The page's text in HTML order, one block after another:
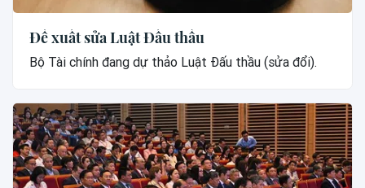
Đề xuất sửa Luật Đấu thầu
Bộ Tài chính đang dự thảo Luật Đấu thầu (sửa đổi).